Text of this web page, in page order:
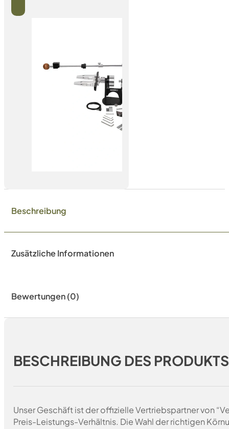
Beschreibung
Zusätzliche Informationen
Bewertungen (0)
BESCHREIBUNG DES PRODUKTS
Unser Geschäft ist der offizielle Vertriebspartner von
Preis-Leistungs-Verhältnis. Die Wahl der richtigen